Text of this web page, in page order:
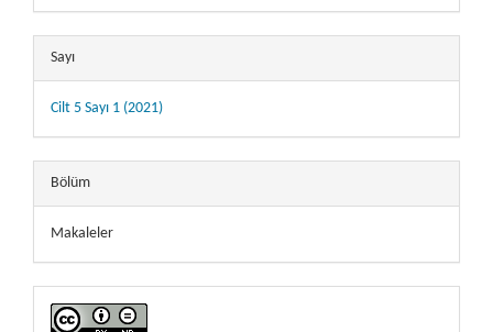
Sayı
Cilt 5 Sayı 1 (2021)
Bölüm
Makaleler